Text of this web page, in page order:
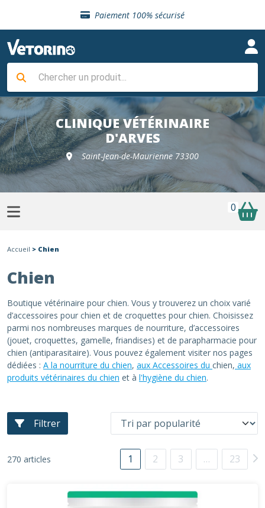
Paiement 100% sécurisé
Livraison gratuite en clinique vétérinaire
Sélection de croquettes vétérinaire
Livraison gratuite en clinique vétérinaire
Retour gratuit en clinique
Sélection de croquettes vétérinaire
CLINIQUE VÉTÉRINAIRE
D'ARVES
Saint-Jean-de-Maurienne 73300
0
Accueil > Chien
Chien
Boutique vétérinaire pour chien. Vous y trouverez un choix varié
d’accessoires pour chien et de croquettes pour chien. Choisissez
parmi nos nombreuses marques de nourriture, d’accessoires
(jouet, croquettes, gamelle, friandises) et de parapharmacie pour
chien (antiparasitaire). Vous pouvez également visiter nos pages
dédiées : A la nourriture du chien, aux Accessoires du chien, aux
produits vétérinaires du chien et à l'hygiène du chien.
Filtrer
270 articles 1 2 3 … 23